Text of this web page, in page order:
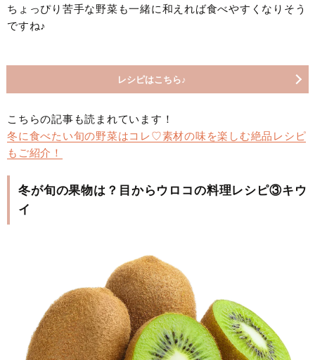
ちょっぴり苦手な野菜も一緒に和えれば食べやすくなりそう
ですね♪
レシピはこちら♪
こちらの記事も読まれています！
冬に食べたい旬の野菜はコレ♡素材の味を楽しむ絶品レシピ
もご紹介！
冬が旬の果物は？目からウロコの料理レシピ③キウ
イ